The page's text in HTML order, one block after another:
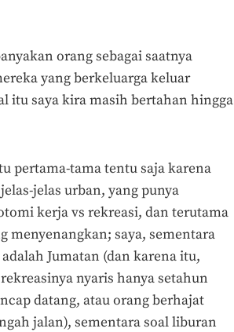
orang sebagai saatnya
yang berkeluarga keluar
itu saya kira masih bertahan hingga
pertama-tama tentu saja karena
jelas urban, yang punya
kerja vs rekreasi, dan terutama
menyenangkan; saya, sementara
Jumatan (dan karena itu,
nyaris hanya setahun
datang, atau orang berhajat
jalan), sementara soal liburan